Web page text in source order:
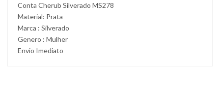
Conta Cherub Silverado MS278
Material: Prata
Marca : Silverado
Genero : Mulher
Envio Imediato